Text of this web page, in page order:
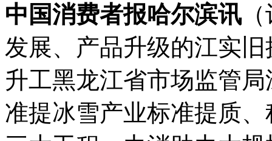
中国消费者报哈尔滨讯
发展、产品升级的江实
升工黑龙江省市场监管
准提冰雪产业标准提质